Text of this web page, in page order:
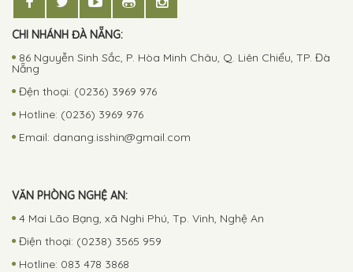
CHI NHÁNH ĐÀ NẴNG:
86 Nguyễn Sinh Sắc, P. Hòa Minh Châu, Q. Liên Chiểu, TP. Đà
Nẵng
Đện thoại: (0236) 3969 976
Hotline: (0236) 3969 976
Email: danang.isshin@gmail.com
VĂN PHÒNG NGHỆ AN:
4 Mai Lão Bạng, xã Nghi Phú, Tp. Vinh, Nghệ An
Điện thoại: (0238) 3565 959
Hotline: 083 478 3868